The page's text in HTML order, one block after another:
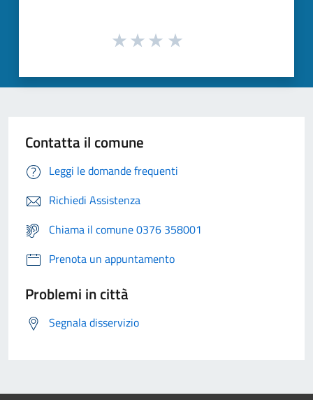
Contatta il comune
Leggi le domande frequenti
Richiedi Assistenza
Chiama il comune 0376 358001
Prenota un appuntamento
Problemi in città
Segnala disservizio